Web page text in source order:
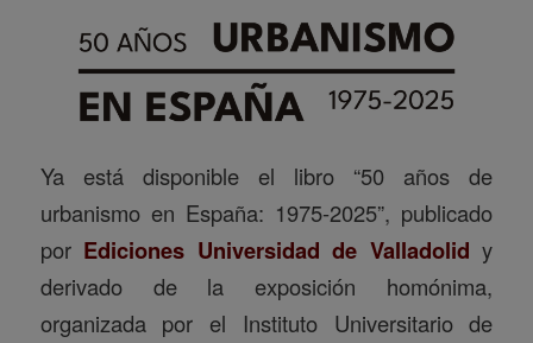
Ya está disponible el libro “50 años de
urbanismo en España: 1975-2025”, publicado
por Ediciones Universidad de Valladolid y
derivado de la exposición homónima,
organizada por el Instituto Universitario de